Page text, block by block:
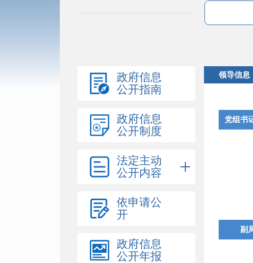
政府信息
公开指南
政府信息
公开制度
法定主动
公开内容
依申请公
开
政府信息
公开年报
领导信息
党组书
副